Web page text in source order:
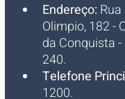
Endereço:
Olimpio, 182 -
da Conquista -
240.
Telefone
1200.